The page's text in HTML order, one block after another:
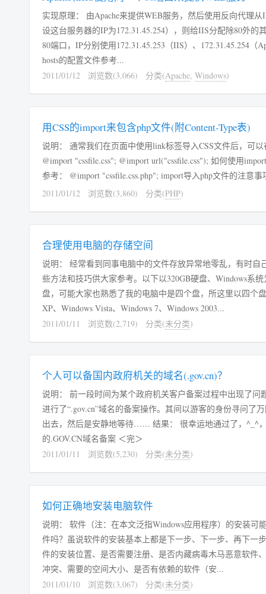
实现原理： 由Apache来提供WEB服务，然后使用反向代理
设这台服务器的IP为172.31.45.254），则给IIS分配除80外
80端口，IP分别使用172.31.45.253（IIS）、172.31.45.254（
hosts的配置文件参考...
2011/01/12
浏览数(3,066) 分类(Apache, Windows)
用CSS的import来包含php文件(附Content-Type表)
说明： 通常我们在页面中使用link标签导入CSS文件后，可
@import "cssfile.css"; @import url("cssfile.css"); 如何使用import来包含php文件呢？ 包含其它后缀的文件，直接把文件名更换掉就可以了。
参考： @import "cssfile.css.php"; import导入php文件的注意
2011/01/12
浏览数(3,860) 分类(PHP)
合理使用电脑的存储空间
说明： 经常看到同事电脑中的文件存放异常地零乱，有时
些方法和技巧供大家参考。以下以320GB硬盘、Windows系
盘，可能大家也熟悉了我的电脑中是四个盘，所这里以四个
XP、Windows Vista、Windows 7、Windows 2003...
2011/01/11
浏览数(2,719) 分类(未分类)
个人可以备国内政府机关的域名(.gov.cn)？
说明： 前一段时间为某个政府机关客户备案过程中出现了
进行了“.gov.cn”域名的备案操作。其间以游客的身份寻问
出去，然后是安静地等待…… 结果： 很幸运地通过了，^_^
的.GOV.CN域名备案 ＜完＞
2011/01/11
浏览数(5,230) 分类(未分类)
如何正确地安装电脑软件
说明： 软件（注：在本文泛指Windows应用程序）的安装
件吗？虽说软件的安装基本上都是下一步、下一步、再下一
件的安装位置、是否需要注册、是否内藏病毒木马恶意软件
冲突、需要的空间大小、是否有依赖的软件（安...
2011/01/10
浏览数(3,067) 分类(未分类)